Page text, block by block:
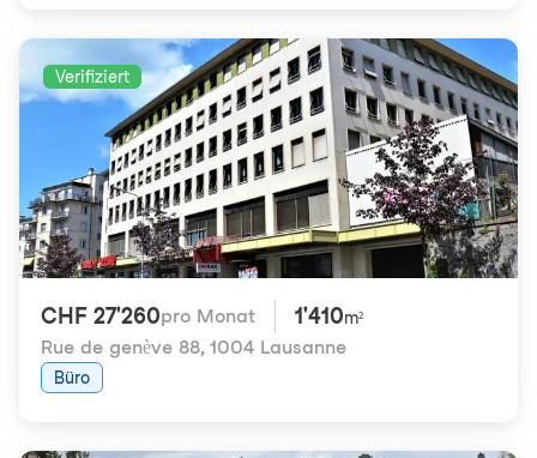
Verifiziert
CHF 27'260pro Monat 1'410m²
Rue de genève 88, 1004 Lausanne
Büro